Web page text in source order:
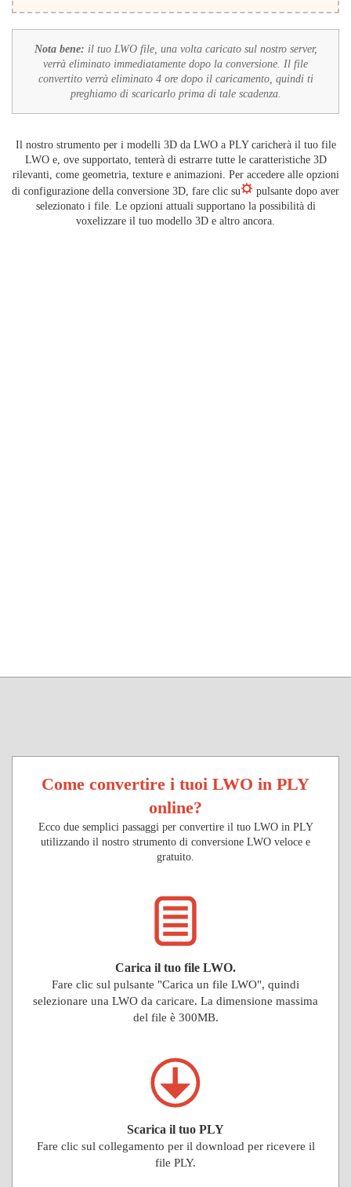
Nota bene: il tuo LWO file, una volta caricato sul nostro server,
verrà eliminato immediatamente dopo la conversione. Il file
convertito verrà eliminato 4 ore dopo il caricamento, quindi ti
preghiamo di scaricarlo prima di tale scadenza.
Il nostro strumento per i modelli 3D da LWO a PLY caricherà il tuo file
LWO e, ove supportato, tenterà di estrarre tutte le caratteristiche 3D
rilevanti, come geometria, texture e animazioni. Per accedere alle opzioni
di configurazione della conversione 3D, fare clic su
pulsante dopo aver
selezionato i file. Le opzioni attuali supportano la possibilità di
voxelizzare il tuo modello 3D e altro ancora.
Come convertire i tuoi LWO in PLY
online?
Ecco due semplici passaggi per convertire il tuo LWO in PLY
utilizzando il nostro strumento di conversione LWO veloce e
gratuito.
Carica il tuo file LWO.
Fare clic sul pulsante "Carica un file LWO", quindi
selezionare una LWO da caricare. La dimensione massima
del file è 300MB.
Scarica il tuo PLY
Fare clic sul collegamento per il download per ricevere il
file PLY.